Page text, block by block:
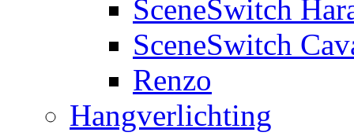
SceneSwitch
SceneSwitch
Renzo
Hangverlichting